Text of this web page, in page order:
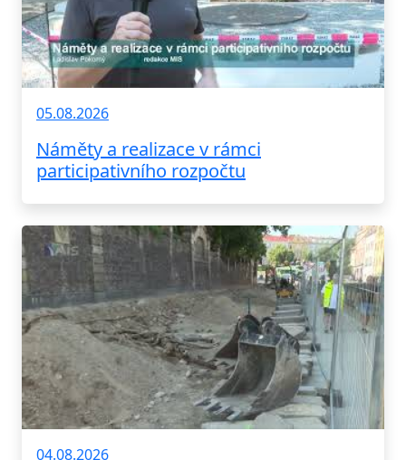
05.08.2026
Náměty a realizace v rámci
participativního rozpočtu
04.08.2026